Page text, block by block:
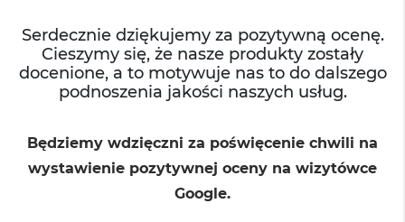
Serdecznie dziękujemy za pozytywną ocenę.
Cieszymy się, że nasze produkty zostały
docenione, a to motywuje nas to do dalszego
podnoszenia jakości naszych usług.
Będziemy wdzięczni za poświęcenie chwili na
wystawienie pozytywnej oceny na wizytówce
Google.